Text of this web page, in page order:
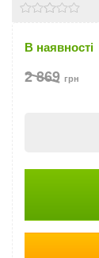
В наявності
2 869 грн